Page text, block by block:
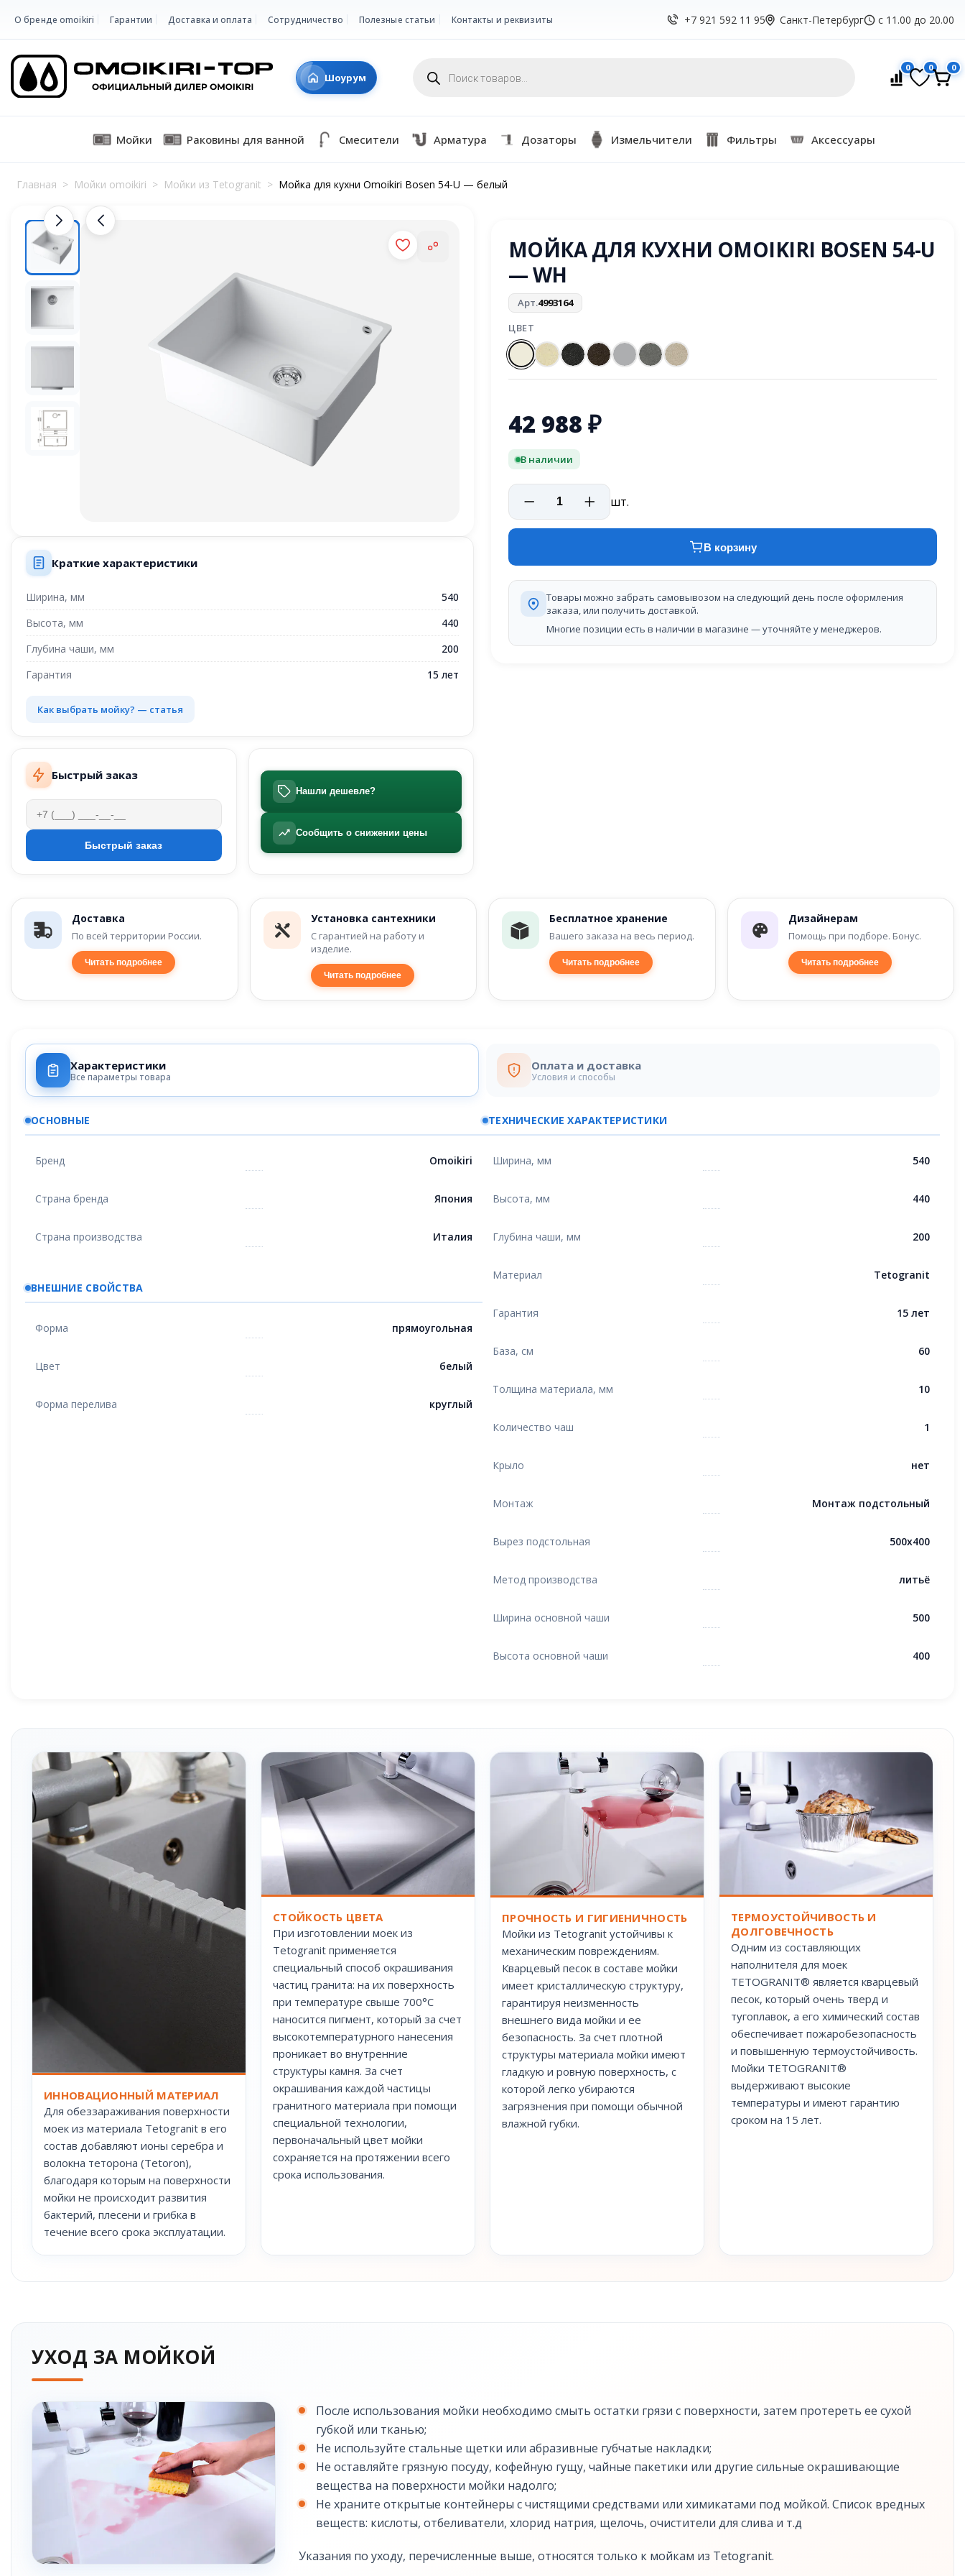
О бренде omoikiri Гарантии Доставка и оплата Сотрудничество Полезные статьи Контакты и реквизиты +7 921 592 11 95 Санкт-Петербург с 11.00 до 20.00
Шоурум товаров 0 0 0
Мойки Раковины для ванной Смесители Арматура Дозаторы Измельчители Фильтры Аксессуары
Главная > Мойки omoikiri > Мойки из Tetogranit > Мойка для кухни Omoikiri Bosen 54-U — белый
Краткие характеристики
Ширина, мм
540
Высота, мм
440
Глубина чаши, мм
200
Гарантия
15 лет
Как выбрать мойку? — статья
Быстрый заказ
Нашли дешевле?
Сообщить о снижении цены
МОЙКА ДЛЯ КУХНИ OMOIKIRI BOSEN 54-U
— WH
Арт.4993164
ЦВЕТ
42 988 ₽
В наличии
шт.
В корзину
Товары можно забрать самовывозом на следующий день после оформления
заказа, или получить доставкой.
Многие позиции есть в наличии в магазине — уточняйте у менеджеров.
Доставка
По всей территории России.
Читать подробнее
Установка сантехники
С гарантией на работу и
изделие.
Читать подробнее
Бесплатное хранение
Вашего заказа на весь период.
Читать подробнее
Дизайнерам
Помощь при подборе. Бонус.
Читать подробнее
Характеристики
Все параметры товара
Оплата и доставка
Условия и способы
ОСНОВНЫЕ
Бренд Omoikiri
Страна бренда Япония
Страна производства Италия
ВНЕШНИЕ СВОЙСТВА
Форма прямоугольная
Цвет белый
Форма перелива круглый
ТЕХНИЧЕСКИЕ ХАРАКТЕРИСТИКИ
Ширина, мм 540
Высота, мм 440
Глубина чаши, мм 200
Материал Tetogranit
Гарантия 15 лет
База, см 60
Толщина материала, мм 10
Количество чаш 1
Крыло нет
Монтаж Монтаж подстольный
Вырез подстольная 500x400
Метод производства литьё
Ширина основной чаши 500
Высота основной чаши 400
ИННОВАЦИОННЫЙ МАТЕРИАЛ
Для обеззараживания поверхности
моек из материала Tetogranit в его
состав добавляют ионы серебра и
волокна теторона (Tetoron),
благодаря которым на поверхности
мойки не происходит развития
бактерий, плесени и грибка в
течение всего срока эксплуатации.
СТОЙКОСТЬ ЦВЕТА
При изготовлении моек из
Tetogranit применяется
специальный способ окрашивания
частиц гранита: на их поверхность
при температуре свыше 700°С
наносится пигмент, который за счет
высокотемпературного нанесения
проникает во внутренние
структуры камня. За счет
окрашивания каждой частицы
гранитного материала при помощи
специальной технологии,
первоначальный цвет мойки
сохраняется на протяжении всего
срока использования.
ПРОЧНОСТЬ И ГИГИЕНИЧНОСТЬ
Мойки из Tetogranit устойчивы к
механическим повреждениям.
Кварцевый песок в составе мойки
имеет кристаллическую структуру,
гарантируя неизменность
внешнего вида мойки и ее
безопасность. За счет плотной
структуры материала мойки имеют
гладкую и ровную поверхность, с
которой легко убираются
загрязнения при помощи обычной
влажной губки.
ТЕРМОУСТОЙЧИВОСТЬ И
ДОЛГОВЕЧНОСТЬ
Одним из составляющих
наполнителя для моек
TETOGRANIT® является кварцевый
песок, который очень тверд и
тугоплавок, а его химический состав
обеспечивает пожаробезопасность
и повышенную термоустойчивость.
Мойки TETOGRANIT®
выдерживают высокие
температуры и имеют гарантию
сроком на 15 лет.
УХОД ЗА МОЙКОЙ
После использования мойки необходимо смыть остатки грязи с поверхности, затем протереть ее сухой
губкой или тканью;
Не используйте стальные щетки или абразивные губчатые накладки;
Не оставляйте грязную посуду, кофейную гущу, чайные пакетики или другие сильные окрашивающие
вещества на поверхности мойки надолго;
Не храните открытые контейнеры с чистящими средствами или химикатами под мойкой. Список вредных
веществ: кислоты, отбеливатели, хлорид натрия, щелочь, очистители для слива и т.д
Указания по уходу, перечисленные выше, относятся только к мойкам из Tetogranit.